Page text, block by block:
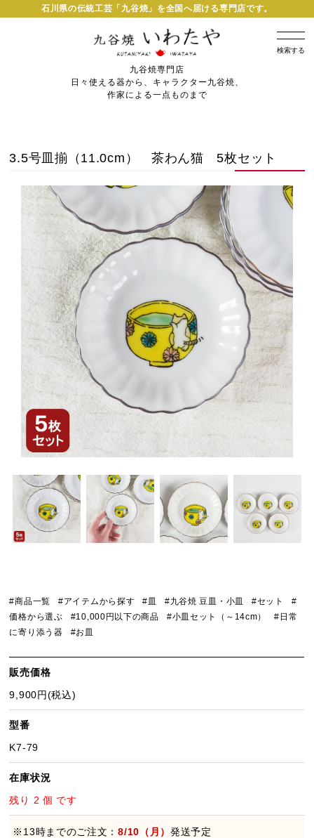
石川県の伝統工芸「九谷焼」を全国へ届ける専門店です。
検索する
九谷焼専門店
日々使える器から、キャラクター九谷焼、
作家による一点ものまで
3.5号皿揃（11.0cm） 茶わん猫 5枚セット
#商品一覧 #アイテムから探す #皿 #九谷焼 豆皿・小皿 #セット
#
価格から選ぶ
#10,000円以下の商品 #小皿セット（～14cm）
#日常
に寄り添う器
#お皿
販売価格
9,900円(税込)
型番
K7-79
在庫状況
残り 2 個 です
※13時までのご注文：8/10（月）発送予定